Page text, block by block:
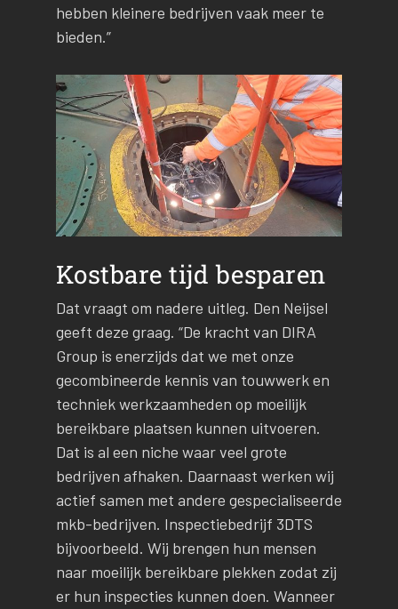
hebben kleinere bedrijven vaak meer te
bieden.”
Kostbare tijd besparen
Dat vraagt om nadere uitleg. Den Neijsel
geeft deze graag. “De kracht van DIRA
Group is enerzijds dat we met onze
gecombineerde kennis van touwwerk en
techniek werkzaamheden op moeilijk
bereikbare plaatsen kunnen uitvoeren.
Dat is al een niche waar veel grote
bedrijven afhaken. Daarnaast werken wij
actief samen met andere gespecialiseerde
mkb-bedrijven. Inspectiebedrijf 3DTS
bijvoorbeeld. Wij brengen hun mensen
naar moeilijk bereikbare plekken zodat zij
er hun inspecties kunnen doen. Wanneer